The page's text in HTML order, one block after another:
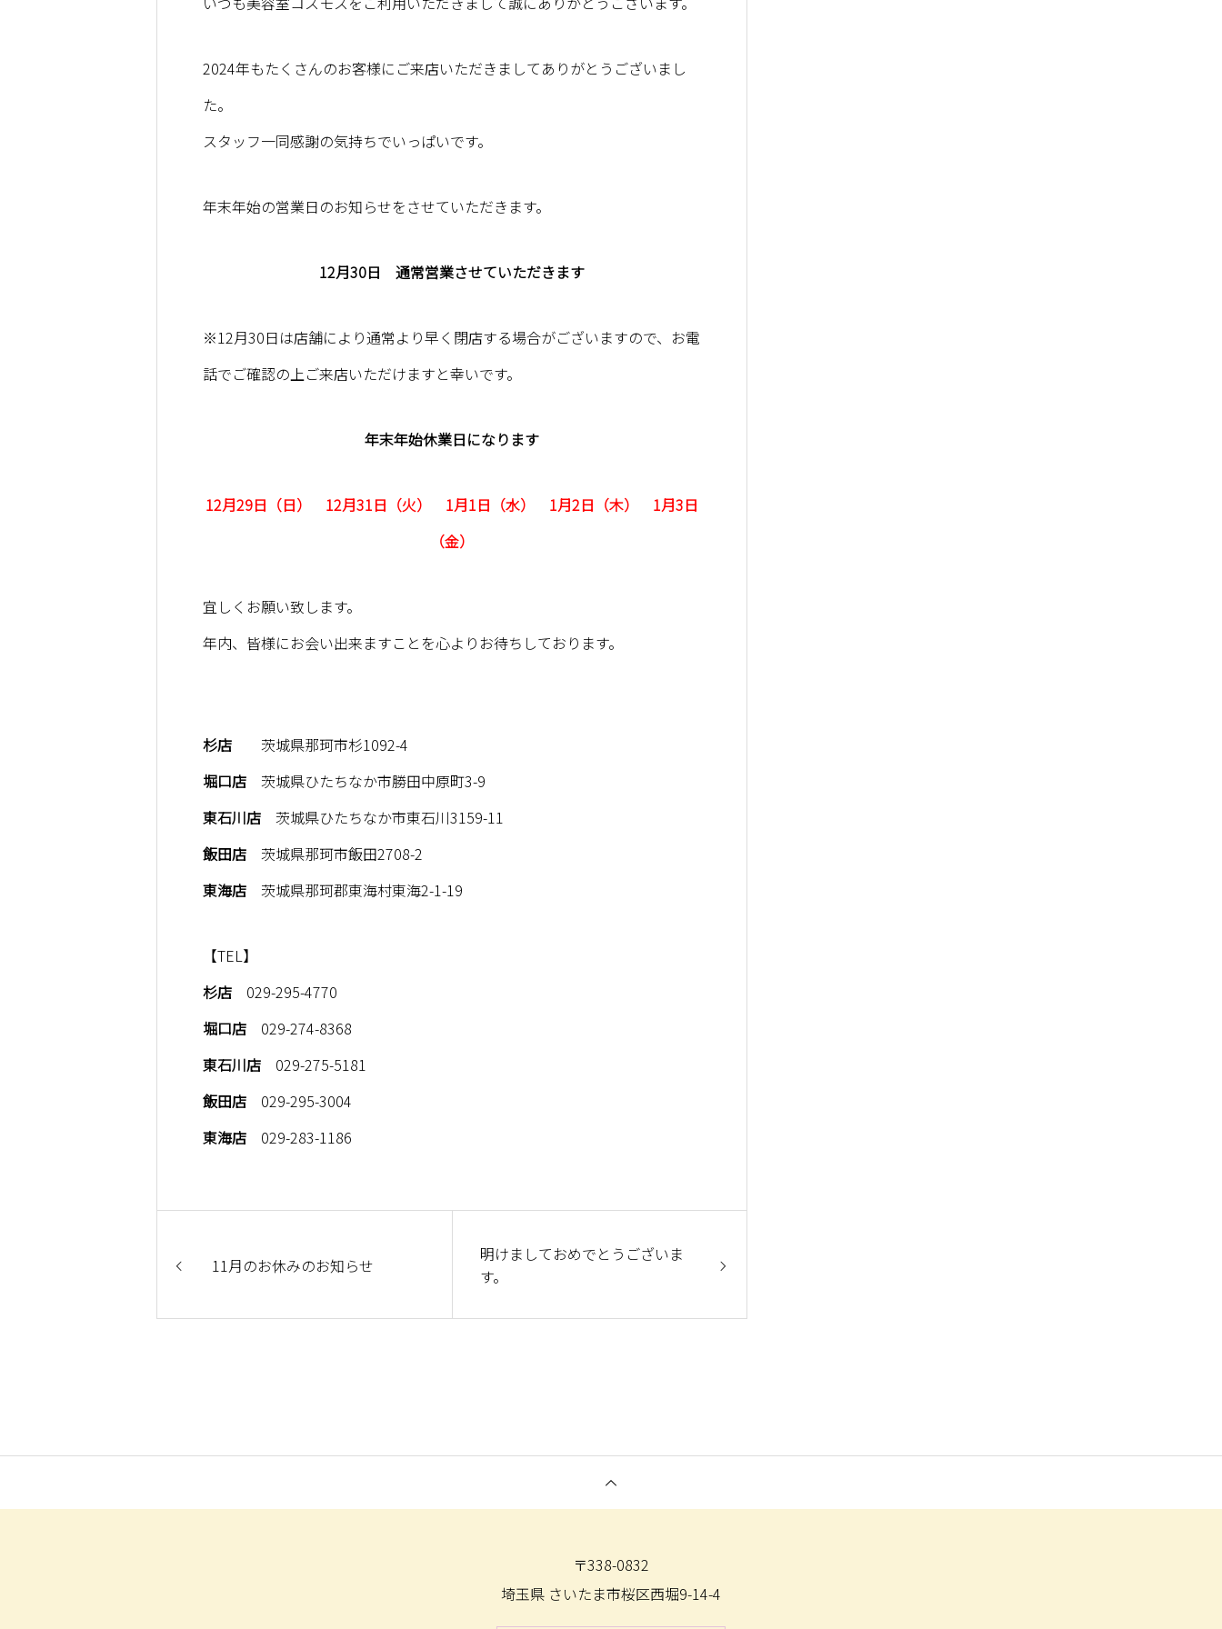
2024年もたくさんのお客様にご来店いただきましてありがとうございまし
た。
スタッフ一同感謝の気持ちでいっぱいです。
年末年始の営業日のお知らせをさせていただきます。
12月30日 通常営業させていただきます
※12月30日は店舗により通常より早く閉店する場合がございますので、お電
話でご確認の上ご来店いただけますと幸いです。
年末年始休業日になります
12月29日（日） 12月31日（火） 1月1日（水） 1月2日（木） 1月3日
（金）
宜しくお願い致します。
年内、皆様にお会い出来ますことを心よりお待ちしております。
杉店
茨城県那珂市杉1092-4
堀口店 茨城県ひたちなか市勝田中原町3-9
東石川店 茨城県ひたちなか市東石川3159-11
飯田店 茨城県那珂市飯田2708-2
東海店 茨城県那珂郡東海村東海2-1-19
【TEL】
杉店 029-295-4770
堀口店 029-274-8368
東石川店 029-275-5181
飯田店 029-295-3004
東海店 029-283-1186
11月のお休みのお知らせ
明けましておめでとうございま
す。
〒338-0832
埼玉県 さいたま市桜区西堀9-14-4